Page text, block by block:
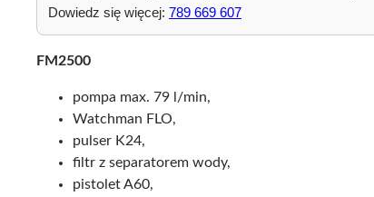
Dowiedz się więcej: 789 669 607
FM2500
pompa max. 79 l/min,
Watchman FLO,
pulser K24,
filtr z separatorem wody,
pistolet A60,